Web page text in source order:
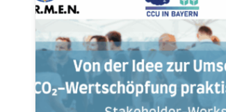
Begrifflichkeiten,
Konzepte
und
Umsetzung"